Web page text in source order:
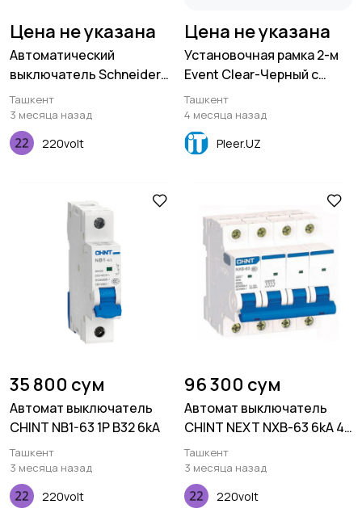
Цена не указана
Автоматический
выключатель Schneider
Electric Easy9 3P 6A B
4,5кА 400В
Ташкент
3 месяца назад
220volt
Цена не указана
Установочная рамка 2-м
Event Clear-Черный с
промежуточной рамкой
алюминий артикул-0212
736.
Ташкент
4 месяца назад
Pleer.UZ
35 800 сум
Автомат выключатель
CHINT NB1-63 1P B32 6kA
Ташкент
3 месяца назад
220volt
96 300 сум
Автомат выключатель
CHINT NEXT NXB-63 6kA 4P
х-ка B 50A
Ташкент
3 месяца назад
220volt